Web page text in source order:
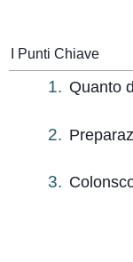
I Punti Chiave
Quanto